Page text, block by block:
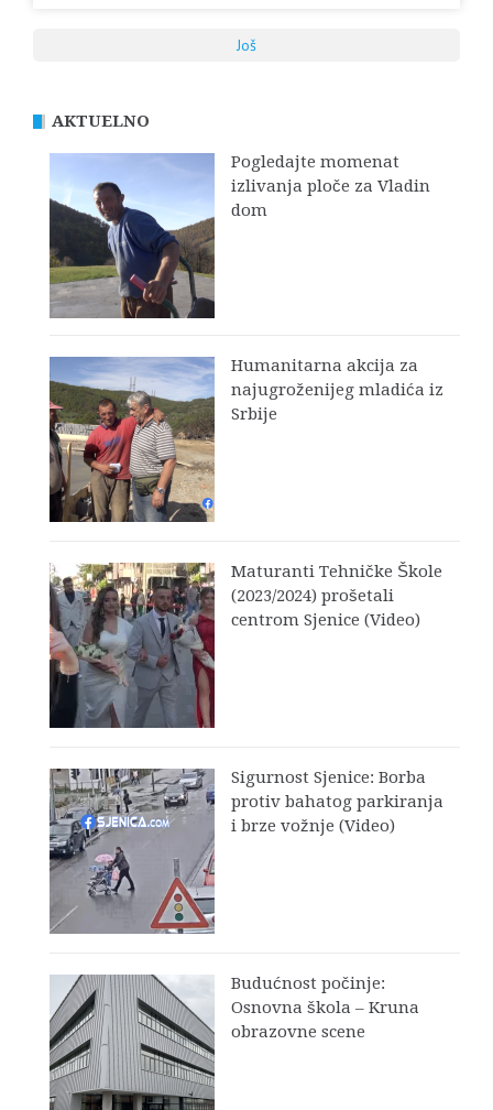
Još
AKTUELNO
Pogledajte momenat
izlivanja ploče za Vladin
dom
Humanitarna akcija za
najugroženijeg mladića iz
Srbije
Maturanti Tehničke Škole
(2023/2024) prošetali
centrom Sjenice (Video)
Sigurnost Sjenice: Borba
protiv bahatog parkiranja
i brze vožnje (Video)
Budućnost počinje:
Osnovna škola – Kruna
obrazovne scene